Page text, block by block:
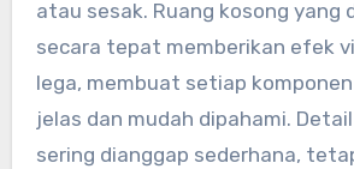
atau sesak. Ruang kosong yang
secara tepat memberikan efek
lega, membuat setiap
jelas dan mudah dipahami.
sering dianggap sederhana,